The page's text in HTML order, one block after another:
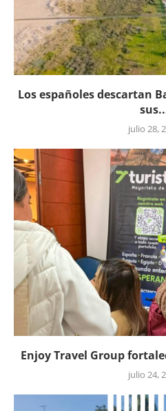
Los españoles descartan
julio 28,
Enjoy Travel Group
julio 24,